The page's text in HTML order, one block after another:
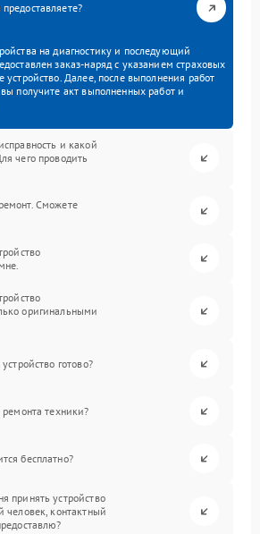
на диагностику и последующий
заказ-наряд с указанием страховых
устройство. Далее, после выполнения работ
получите акт выполненных работ и
и какой
чего проводить
Сможете
оригинальными
готово?
ремонта техники?
бесплатно?
принять устройство
человек, контактный